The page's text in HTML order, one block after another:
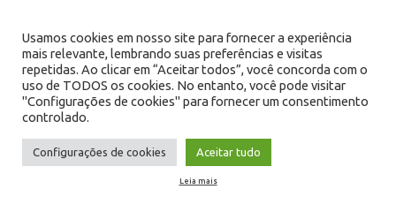
para 35,8 milhões em 2019, a do arroz caiu de
pouco menos de 4 milhões para 1,7 milhões de
hectares. Essa redução se deu principalmente
em espaços de lavoura sequeira, ao mesmo
tempo em que, na região Sul, crescia o plantio
irrigado, que tem uma produtividade muito
maior. Por isso, mesmo com a diminuição total
Usamos cookies em nosso site para fornecer a experiência
mais relevante, lembrando suas preferências e visitas
repetidas. Ao clicar em “Aceitar todos”, você concorda com o
uso de TODOS os cookies. No entanto, você pode visitar
"Configurações de cookies" para fornecer um consentimento
controlado.
Configurações de cookies Aceitar tudo
Leia mais